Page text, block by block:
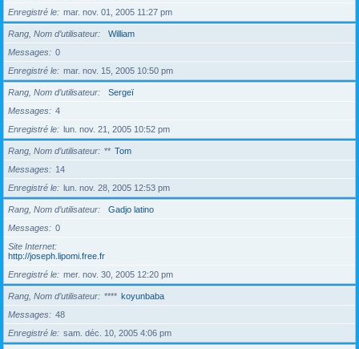
Enregistré le
mar. nov. 01, 2005 11:27 pm
Rang, Nom d’utilisateur
William
Messages
0
Enregistré le
mar. nov. 15, 2005 10:50 pm
Rang, Nom d’utilisateur
Sergeï
Messages
4
Enregistré le
lun. nov. 21, 2005 10:52 pm
Rang, Nom d’utilisateur ** Tom
Messages
14
Enregistré le
lun. nov. 28, 2005 12:53 pm
Rang, Nom d’utilisateur
Gadjo latino
Messages
0
Site Internet
http://joseph.lipomi.free.fr
Enregistré le
mer. nov. 30, 2005 12:20 pm
Rang, Nom d’utilisateur **** koyunbaba
Messages
48
Enregistré le
sam. déc. 10, 2005 4:06 pm